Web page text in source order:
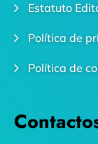
Estatuto
Política de
Política de